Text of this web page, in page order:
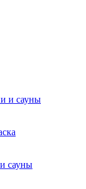
и сауны
сауны